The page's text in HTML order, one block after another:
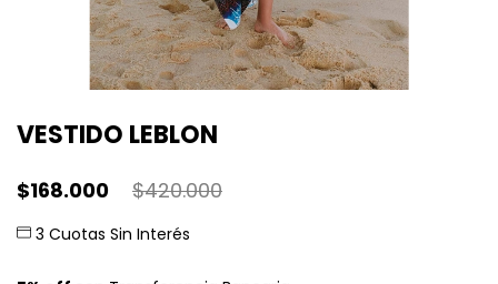
VESTIDO LEBLON
$168.000 $420.000